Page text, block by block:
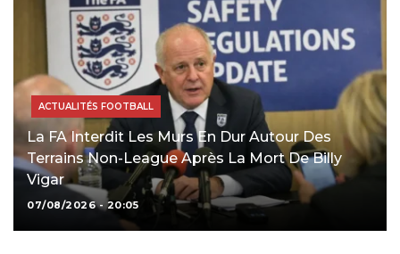
ACTUALITÉS FOOTBALL
La FA Interdit Les Murs En Dur Autour Des
Terrains Non-League Après La Mort De Billy
Vigar
07/08/2026 - 20:05